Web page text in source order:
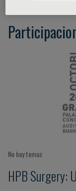
No hay temas
HPB Surgery: